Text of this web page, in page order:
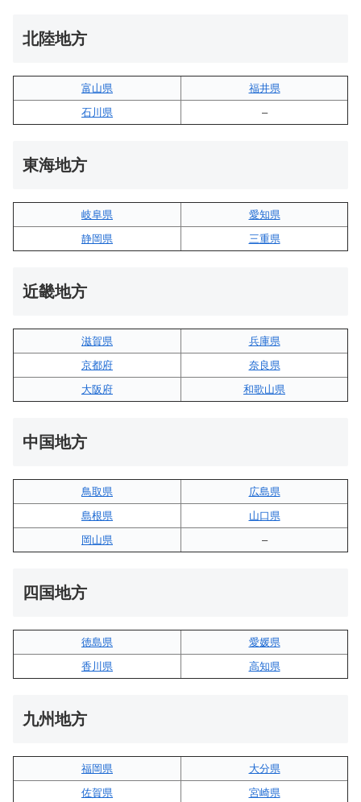
北陸地方
富山県
福井県
石川県
–
東海地方
岐阜県
愛知県
静岡県
三重県
近畿地方
滋賀県
兵庫県
京都府
奈良県
大阪府
和歌山県
中国地方
鳥取県
広島県
島根県
山口県
岡山県
–
四国地方
徳島県
愛媛県
香川県
高知県
九州地方
福岡県
大分県
佐賀県
宮崎県